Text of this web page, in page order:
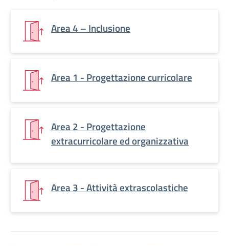
Area 4 – Inclusione
Area 1 - Progettazione curricolare
Area 2 - Progettazione
extracurricolare ed organizzativa
Area 3 - Attività extrascolastiche